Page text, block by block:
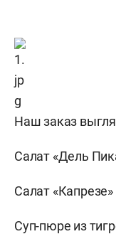
Наш заказ
Салат «Дель
Салат «Капрезе»
Суп-пюре из